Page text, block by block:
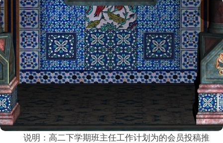
说明：高二下学期班主任工作计划为的会员投稿推